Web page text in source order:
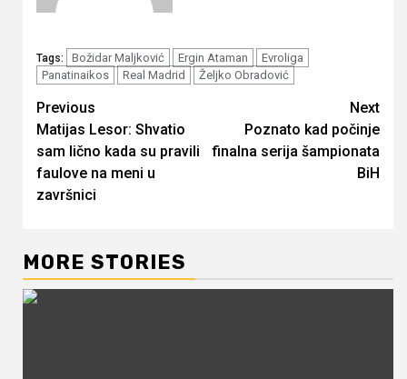
Tags: Božidar Maljković Ergin Ataman
Evroliga
Panatinaikos
Real Madrid Željko Obradović
Continue
Reading
Previous
Matijas Lesor: Shvatio
sam lično kada su pravili
faulove na meni u
završnici
Next
Poznato kad počinje
finalna serija šampionata
BiH
MORE STORIES